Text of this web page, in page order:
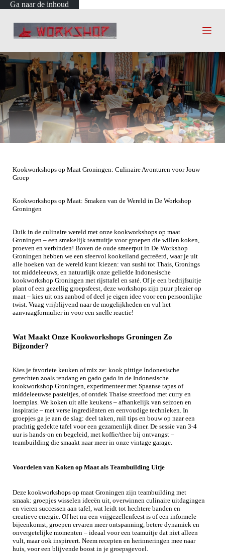
Ga naar de inhoud
Kookworkshops op Maat Groningen: Culinaire Avonturen voor Jouw
Groep
Kookworkshops op Maat: Smaken van de Wereld in De Workshop
Groningen
Duik in de culinaire wereld met onze kookworkshops op maat
Groningen – een smakelijk teamuitje voor groepen die willen koken,
proeven en verbinden! Boven de oude smeerput in De Workshop
Groningen hebben we een sfeervol kookeiland gecreëerd, waar je uit
alle hoeken van de wereld kunt kiezen: van sushi tot Thais, Gronings
tot middeleeuws, en natuurlijk onze geliefde Indonesische
kookworkshop Groningen met rijsttafel en saté. Of je een bedrijfsuitje
plant of een gezellig groepsfeest, deze workshops zijn puur plezier op
maat – kies uit ons aanbod of deel je eigen idee voor een persoonlijke
twist. Vraag vrijblijvend naar de mogelijkheden en vul het
aanvraagformulier in voor een snelle reactie!
Wat Maakt Onze Kookworkshops Groningen Zo
Bijzonder?
Kies je favoriete keuken of mix ze: kook pittige Indonesische
gerechten zoals rendang en gado gado in de Indonesische
kookworkshop Groningen, experimenteer met Spaanse tapas of
middeleeuwse pasteitjes, of ontdek Thaise streetfood met curry en
loempias. We koken uit alle keukens – afhankelijk van seizoen en
inspiratie – met verse ingrediënten en eenvoudige technieken. In
groepjes ga je aan de slag: deel taken, ruil tips en bouw op naar een
prachtig gedekte tafel voor een gezamenlijk diner. De sessie van 3-4
uur is hands-on en begeleid, met koffie/thee bij ontvangst –
teambuilding die smaakt naar meer in onze vintage garage.
Voordelen van Koken op Maat als Teambuilding Uitje
Deze kookworkshops op maat Groningen zijn teambuilding met
smaak: groepjes wisselen ideeën uit, overwinnen culinaire uitdagingen
en vieren successen aan tafel, wat leidt tot hechtere banden en
creatieve energie. Of het nu een vrijgezellenfeest is of een informele
bijeenkomst, groepen ervaren meer ontspanning, betere dynamiek en
onvergetelijke momenten – ideaal voor een teamuitje dat niet alleen
vult, maar ook inspireert. Neem recepten en herinneringen mee naar
huis, voor een blijvende boost in je groepsgevoel.